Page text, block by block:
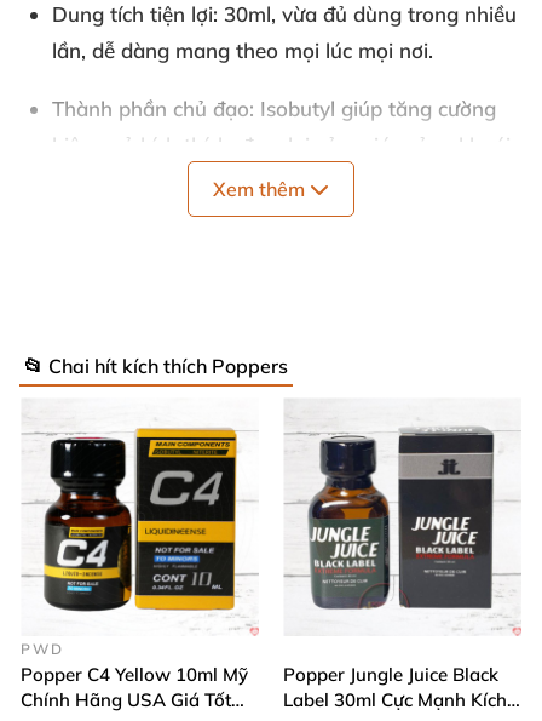
Dung tích tiện lợi: 30ml, vừa đủ dùng trong nhiều
lần, dễ dàng mang theo mọi lúc mọi nơi.
Thành phần chủ đạo: Isobutyl giúp tăng cường
hiệu quả kích thích, đem lại cảm giác sảng khoái
tức thì khi sử dụng.Xem thêm
📂 Chai hít kích thích Poppers
PWD
Popper C4 Yellow 10ml Mỹ
Chính Hãng USA Giá Tốt
Popper Jungle Juice Black
Label 30ml Cực Mạnh Kích